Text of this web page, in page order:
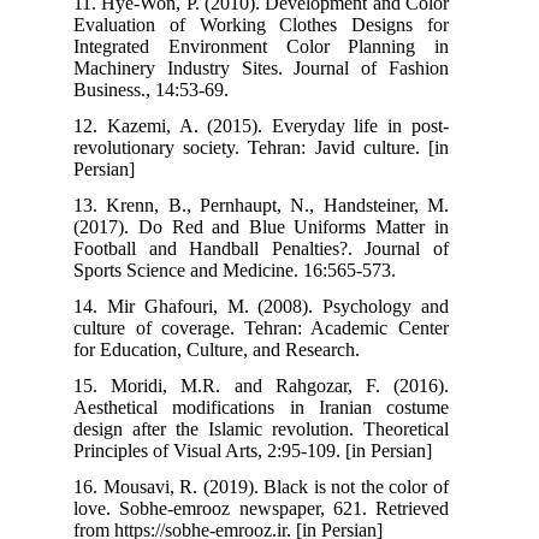
Evaluation of Working Clothes Designs for
Integrated Environment Color Planning in
Machinery Industry Sites. Journal of Fashion
Business., 14:53-69.
12. Kazemi, A. (2015). Everyday life in post-
revolutionary society. Tehran: Javid culture. [in
13. Krenn, B., Pernhaupt, N., Handsteiner, M.
(2017). Do Red and Blue Uniforms Matter in
Football and Handball Penalties?. Journal of
Sports Science and Medicine. 16:565-573.
14. Mir Ghafouri, M. (2008). Psychology and
culture of coverage. Tehran: Academic Center
for Education, Culture, and Research.
15. Moridi, M.R. and Rahgozar, F. (2016).
Aesthetical modifications in Iranian costume
design after the Islamic revolution. Theoretical
Principles of Visual Arts, 2:95-109. [in Persian]
16. Mousavi, R. (2019). Black is not the color of
love. Sobhe-emrooz newspaper, 621. Retrieved
from https://sobhe-emrooz.ir. [in Persian]